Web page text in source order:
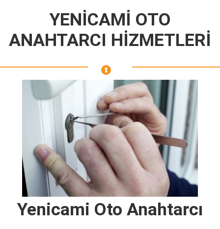
YENİCAMİ OTO
ANAHTARCI HİZMETLERİ
Yenicami Oto Anahtarcı